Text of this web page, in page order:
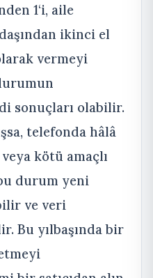
1‘i, aile
ikinci el
vermeyi
sonuçları olabilir.
telefonda hâlâ
kötü amaçlı
durum yeni
ve veri
Bu yılbaşında bir